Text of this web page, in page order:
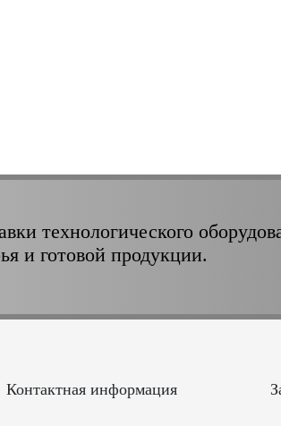
технологического
и готовой продукции.
Контактная информация